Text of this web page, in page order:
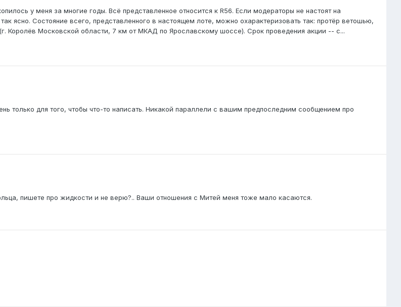
у меня за многие годы. Всё представленное относится к R56. Если модераторы не настоят на
ясно. Состояние всего, представленного в настоящем лоте, можно охарактеризовать так: протёр ветошью,
Королёв Московской области, 7 км от МКАД по Ярославскому шоссе). Срок проведения акции -- с...
только для того, чтобы что-то написать. Никакой параллели с вашим предпоследним сообщением про
пишете про жидкости и не верю?.. Ваши отношения с Митей меня тоже мало касаются.